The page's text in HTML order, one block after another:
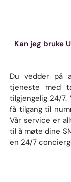
Kan jeg bruke
Du vedder på
tjeneste med
tilgjengelig 24/7.
få tilgang til
Vår service er
til å møte dine
en 24/7